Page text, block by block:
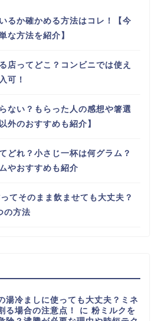
るか確かめる方法はコレ！【今
な方法を紹介】
店ってどこ？コンビニでは使え
可！
ない？もらった人の感想や箸選
外のおすすめも紹介】
どれ？小さじ一杯は何グラム？
やおすすめも紹介
てそのまま飲ませても大丈夫？
の方法
湯冷ましに使っても大丈夫？ミネ
る場合の注意点！
に 粉ミルクを